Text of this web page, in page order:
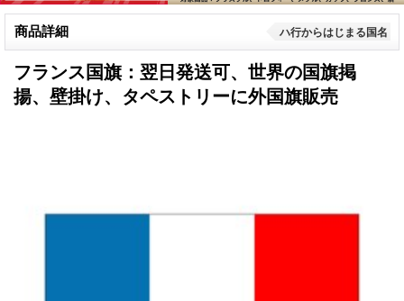
商品詳細 ハ行からはじまる国名
フランス国旗：翌日発送可、世界の国旗掲
揚、壁掛け、タペストリーに外国旗販売